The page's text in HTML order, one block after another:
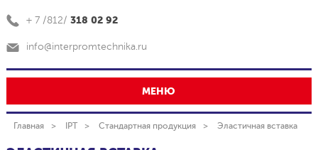
+ 7 /812/ 318 02 92
info@interpromtechnika.ru
МЕНЮ
Главная IPT Стандартная продукция Эластичная вставка